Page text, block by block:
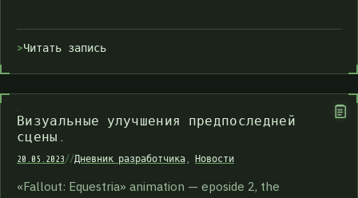
Читать запись
Визуальные улучшения предпоследней
сцены.
20.05.2023//Дневник разработчика , Новости
«Fallout: Equestria» animation — eposide 2, the